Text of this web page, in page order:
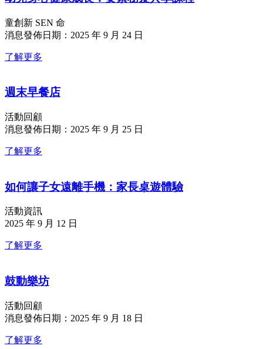
童創新 SEN 命
消息發佈日期：2025 年 9 月 24 日
了解更多
週末早餐店
活動回顧
消息發佈日期：2025 年 9 月 25 日
了解更多
如何讓子女遠離手機：家長桌遊體驗
活動資訊
2025 年 9 月 12 日
了解更多
鼓動樂坊
活動回顧
消息發佈日期：2025 年 9 月 18 日
了解更多